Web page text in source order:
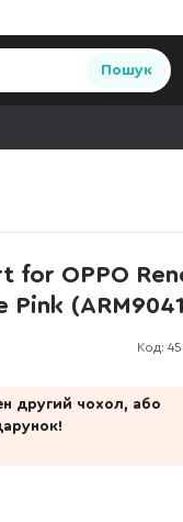
Пошук
for OPPO
Pink
Код:
другий чохол, або